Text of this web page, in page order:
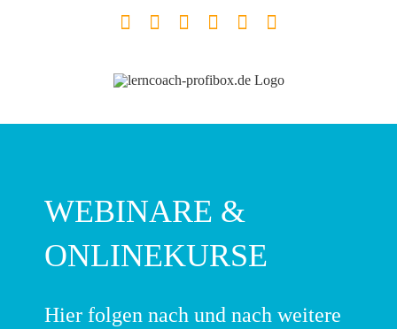
FacebookYouTubeInstagram
LinkedInTelefon
WEBINARE &
ONLINEKURSE
Hier folgen nach und nach weitere